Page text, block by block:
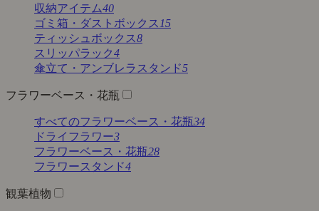
収納アイテム40
ゴミ箱・ダストボックス 15
ティッシュボックス8
スリッパラック4
傘立て・アンブレラスタンド5
フラワーベース・花瓶
すべてのフラワーベース・花瓶34
ドライフラワー3
フラワーベース・花瓶28
フラワースタンド4
観葉植物